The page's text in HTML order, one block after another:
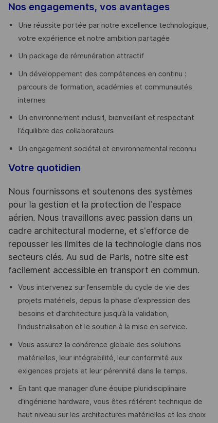
Nos engagements, vos avantages
Une réussite portée par notre excellence technologique,
votre expérience et notre ambition partagée
Un package de rémunération attractif
Un développement des compétences en continu :
parcours de formation, académies et communautés
internes
Un environnement inclusif, bienveillant et respectant
l’équilibre des collaborateurs
Un engagement sociétal et environnemental reconnu
Votre quotidien
Nous fournissons et soutenons des systèmes
pour la gestion et la protection de l'espace
aérien. Nous travaillons avec passion dans un
cadre architectural moderne, et s'efforce de
repousser les limites de la technologie dans nos
secteurs clés. Au sud de Paris, notre site est
facilement accessible en transport en commun.
Vous intervenez sur l’ensemble du cycle de vie des
projets matériels, depuis la phase d’expression des
besoins et d’architecture jusqu’à la validation,
l’industrialisation et le soutien à la mise en service.
Vous assurez la cohérence globale des solutions
matérielles, leur intégrabilité, leur conformité aux
exigences projets et leur pérennité dans le temps.
En tant que manager d’une équipe pluridisciplinaire
d’ingénierie hardware, vous êtes référent technique de
haut niveau sur les architectures matérielles et les choix